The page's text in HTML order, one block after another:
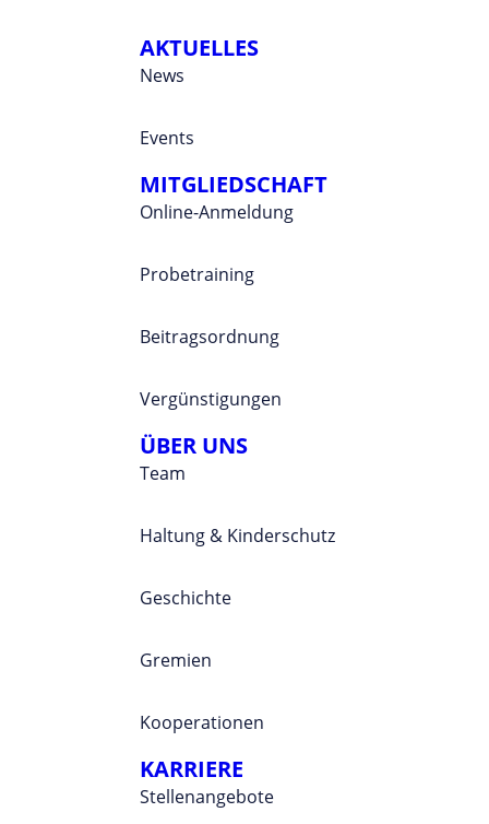
AKTUELLES
News
Events
MITGLIEDSCHAFT
Online-Anmeldung
Probetraining
Beitragsordnung
Vergünstigungen
ÜBER UNS
Team
Haltung & Kinderschutz
Geschichte
Gremien
Kooperationen
KARRIERE
Stellenangebote